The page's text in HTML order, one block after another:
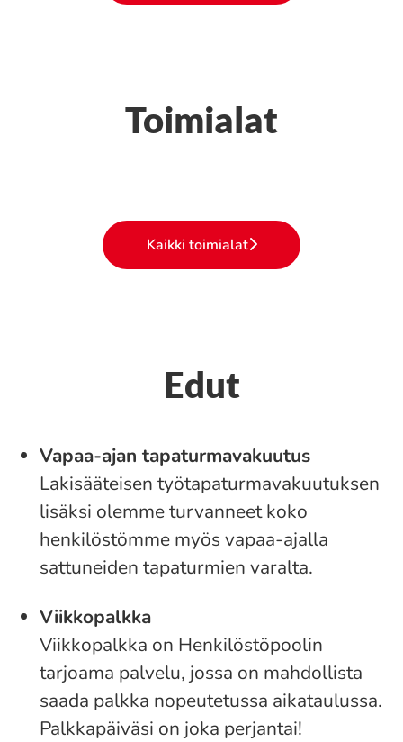
Toimialat
Kaikki toimialat
Edut
Vapaa-ajan tapaturmavakuutus
Lakisääteisen työtapaturmavakuutuksen
lisäksi olemme turvanneet koko
henkilöstömme myös vapaa-ajalla
sattuneiden tapaturmien varalta.
Viikkopalkka
Viikkopalkka on Henkilöstöpoolin
tarjoama palvelu, jossa on mahdollista
saada palkka nopeutetussa aikataulussa.
Palkkapäiväsi on joka perjantai!